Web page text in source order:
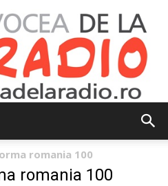
romania 100
romania 100